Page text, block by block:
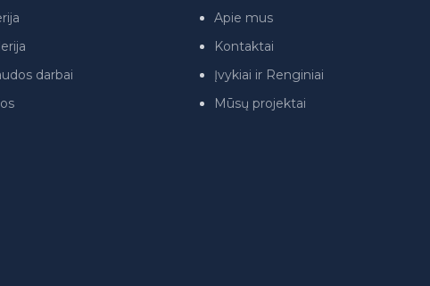
darbai
Apie mus
Kontaktai
Įvykiai ir Renginiai
Mūsų projektai